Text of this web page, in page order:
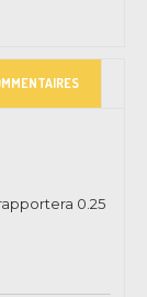
0.25